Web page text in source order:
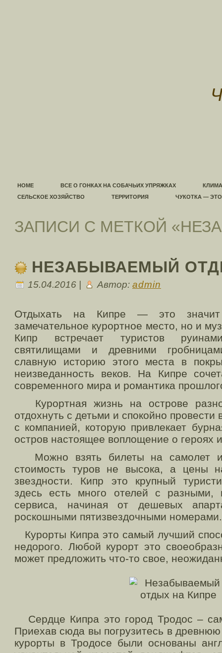
HOME ВСЕ О ГОНКАХ НА СОБАЧЬИХ УПРЯЖКАХ
СЕЛЬСКОЕ ХОЗЯЙСТВО
ТЕРРИТОРИЯ ЧУКОТКА —
ЗАПИСИ С МЕТКОЙ
НЕЗАБЫВАЕМЫЙ
15.04.2016 | Автор: admin
Отдыхать на Кипре — это значит
замечательное курортное место, но и
Кипр встречает туристов
святилищами и древними
славную историю этого места в
неизведанность веков. На Кипре
современного мира и романтика
Курортная жизнь на острове
отдохнуть с детьми и спокойно
с компанией, которую привлекает
остров настоящее воплощение о героях
Можно взять билеты на самолет и
стоимость туров не высока, а цены
звездности. Кипр это крупный
здесь есть много отелей с
сервиса, начиная от дешевых
роскошными пятизвездочными номерами.
Курорты Кипра это самый лучший
недорого. Любой курорт это
может предложить что-то свое,
Сердце Кипра это город Тродос –
Приехав сюда вы погрузитесь в
курорты в Тродосе были основаны